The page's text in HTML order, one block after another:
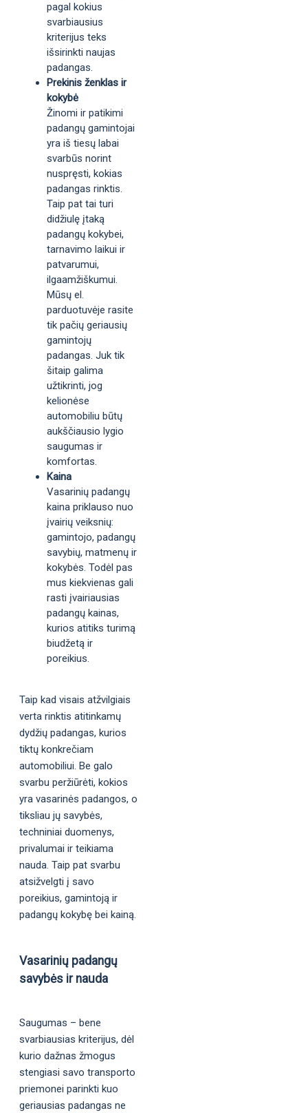
pagal kokius
svarbiausius
kriterijus teks
išsirinkti naujas
padangas.
Prekinis ženklas ir
kokybė
Žinomi ir patikimi
padangų gamintojai
yra iš tiesų labai
svarbūs norint
nuspręsti, kokias
padangas rinktis.
Taip pat tai turi
didžiulę įtaką
padangų kokybei,
tarnavimo laikui ir
patvarumui,
ilgaamžiškumui.
Mūsų el.
parduotuvėje rasite
tik pačių geriausių
gamintojų
padangas. Juk tik
šitaip galima
užtikrinti, jog
kelionėse
automobiliu būtų
aukščiausio lygio
saugumas ir
komfortas.
Kaina
Vasarinių padangų
kaina priklauso nuo
įvairių veiksnių:
gamintojo, padangų
savybių, matmenų ir
kokybės. Todėl pas
mus kiekvienas gali
rasti įvairiausias
padangų kainas,
kurios atitiks turimą
biudžetą ir
poreikius.
Taip kad visais atžvilgiais
verta rinktis atitinkamų
dydžių padangas, kurios
tiktų konkrečiam
automobiliui. Be galo
svarbu peržiūrėti, kokios
yra vasarinės padangos, o
tiksliau jų savybės,
techniniai duomenys,
privalumai ir teikiama
nauda. Taip pat svarbu
atsižvelgti į savo
poreikius, gamintoją ir
padangų kokybę bei kainą.
Vasarinių padangų
savybės ir nauda
Saugumas – bene
svarbiausias kriterijus, dėl
kurio dažnas žmogus
stengiasi savo transporto
priemonei parinkti kuo
geriausias padangas ne